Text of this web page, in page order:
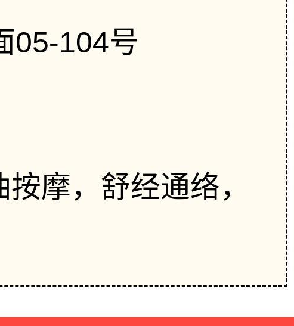
05-104号
摩，舒经通络，